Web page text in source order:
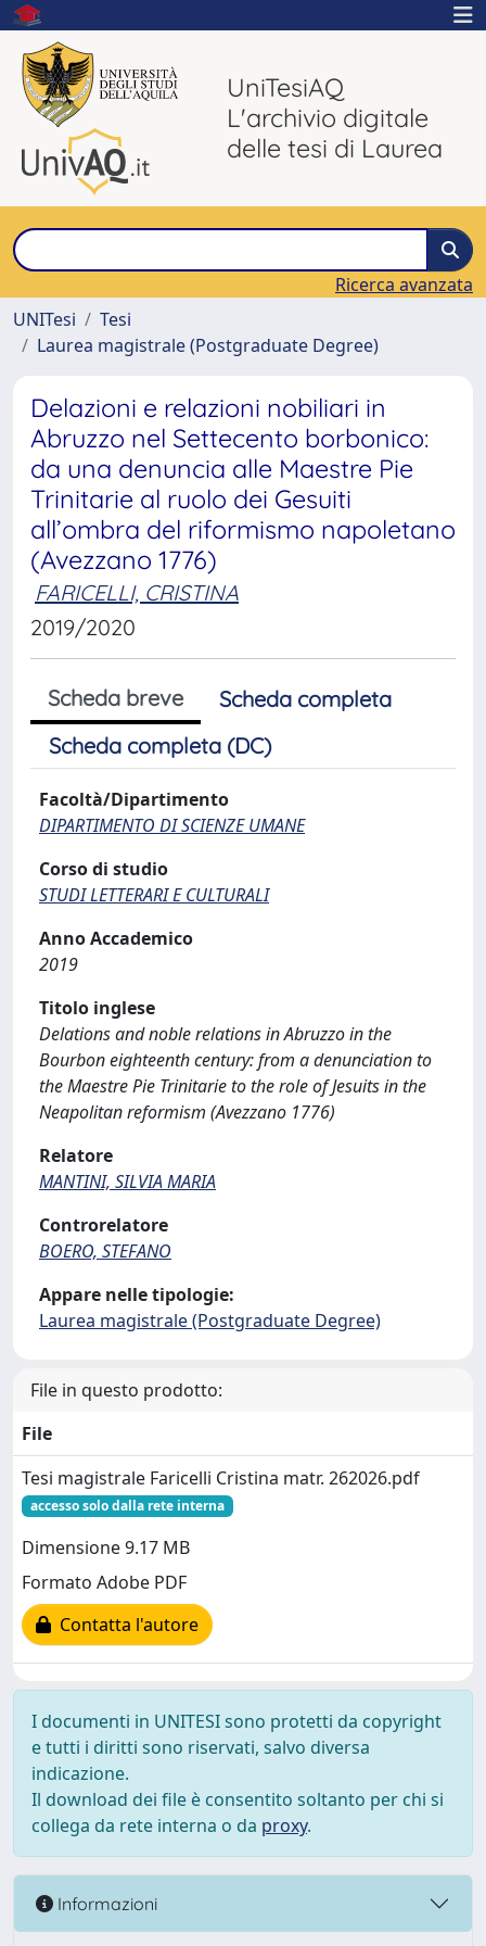
UniTesiAQ
L'archivio digitale
delle tesi di Laurea
Ricerca avanzata
UNITesi
Tesi
Laurea magistrale (Postgraduate Degree)
Delazioni e relazioni nobiliari in
Abruzzo nel Settecento borbonico:
da una denuncia alle Maestre Pie
Trinitarie al ruolo dei Gesuiti
all’ombra del riformismo napoletano
(Avezzano 1776)
FARICELLI, CRISTINA
2019/2020
Scheda breve
Scheda completa
Scheda completa (DC)
Facoltà/Dipartimento
DIPARTIMENTO DI SCIENZE UMANE
Corso di studio
STUDI LETTERARI E CULTURALI
Anno Accademico
2019
Titolo inglese
Delations and noble relations in Abruzzo in the
Bourbon eighteenth century: from a denunciation to
the Maestre Pie Trinitarie to the role of Jesuits in the
Neapolitan reformism (Avezzano 1776)
Relatore
MANTINI, SILVIA MARIA
Controrelatore
BOERO, STEFANO
Appare nelle tipologie:
Laurea magistrale (Postgraduate Degree)
File in questo prodotto:
File
Tesi magistrale Faricelli Cristina matr. 262026.pdf
accesso solo dalla rete interna
Dimensione 9.17 MB
Formato Adobe PDF
Contatta l'autore
I documenti in UNITESI sono protetti da copyright
e tutti i diritti sono riservati, salvo diversa
indicazione.
Il download dei file è consentito soltanto per chi si
collega da rete interna o da proxy.
Informazioni